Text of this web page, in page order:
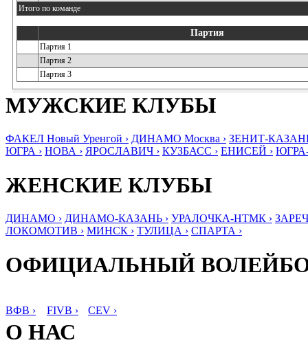
Итого по команде
Партия
Партия 1
Партия 2
Партия 3
МУЖСКИЕ КЛУБЫ
ФАКЕЛ Новый Уренгой › ДИНАМО Москва › ЗЕНИТ-
ЮГРА › НОВА › ЯРОСЛАВИЧ › КУЗБАСС › ЕНИСЕЙ ›
ЖЕНСКИЕ КЛУБЫ
ДИНАМО › ДИНАМО-КАЗАНЬ › УРАЛОЧКА-НТМК ›
ЛОКОМОТИВ › МИНСК › ТУЛИЦА › СПАРТА ›
ОФИЦИАЛЬНЫЙ
ВФВ › FIVB › CEV ›
О НАС